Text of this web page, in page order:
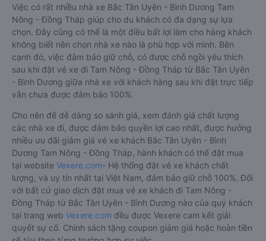
Việc có rất nhiều nhà xe Bắc Tân Uyên - Bình Dương Tam
Nông - Đồng Tháp giúp cho du khách có đa dạng sự lựa
chọn. Đây cũng có thể là một điều bất lợi làm cho hàng khách
không biết nên chọn nhà xe nào là phù hợp với mình. Bên
cạnh đó, việc đảm bảo giữ chỗ, có được chỗ ngồi yêu thích
sau khi đặt vé xe đi Tam Nông - Đồng Tháp từ Bắc Tân Uyên
- Bình Dương giữa nhà xe với khách hàng sau khi đặt trực tiếp
vẫn chưa được đảm bảo 100%.
Cho nên để dễ dàng so sánh giá, xem đánh giá chất lượng
các nhà xe đi, được đảm bảo quyền lợi cao nhất, được hưởng
nhiều ưu đãi giảm giá vé xe khách Bắc Tân Uyên - Bình
Dương Tam Nông - Đồng Tháp, hành khách có thể đặt mua
tại website Vexere.com- Hệ thống đặt vé xe khách chất
lượng, và uy tín nhất tại Việt Nam, đảm bảo giữ chỗ 100%. Đối
với bất cứ giao dịch đặt mua vé xe khách đi Tam Nông -
Đồng Tháp từ Bắc Tân Uyên - Bình Dương nào của quý khách
tại trang web Vexere.com đều được Vexere cam kết giải
quyết sự cố. Chính sách tặng coupon giảm giá hoặc hoàn tiền